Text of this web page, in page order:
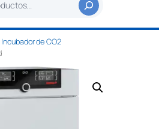
Incubador de CO2